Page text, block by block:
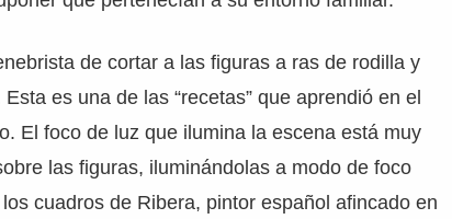
de cortar a las figuras a ras de rodilla y
es una de las “recetas” que aprendió en el
El foco de luz que ilumina la escena está muy
las figuras, iluminándolas a modo de foco
cuadros de Ribera, pintor español afincado en